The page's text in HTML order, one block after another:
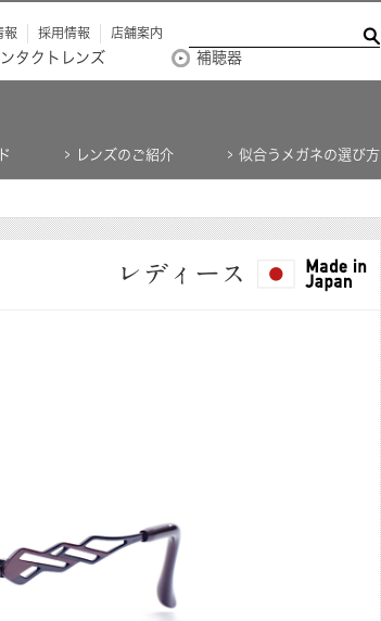
報 採用情報 店舗案内
タクトレンズ 補聴器
レンズのご紹介 似合うメガネの選び方
レディース